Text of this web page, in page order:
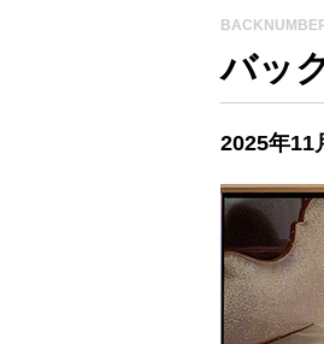
バッ
2025年11